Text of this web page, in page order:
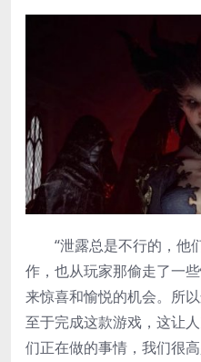
“泄露总是不行的，他
作，也从玩家那偷走了一
来惊喜和愉悦的机会。所
至于完成这款游戏，这让
们正在做的事情，我们很